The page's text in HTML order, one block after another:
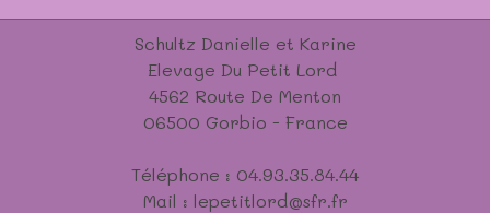
Schultz Danielle et Karine
Elevage Du Petit Lord
4562 Route De Menton
06500 Gorbio - France
Téléphone : 04.93.35.84.44
Mail : lepetitlord@sfr.fr